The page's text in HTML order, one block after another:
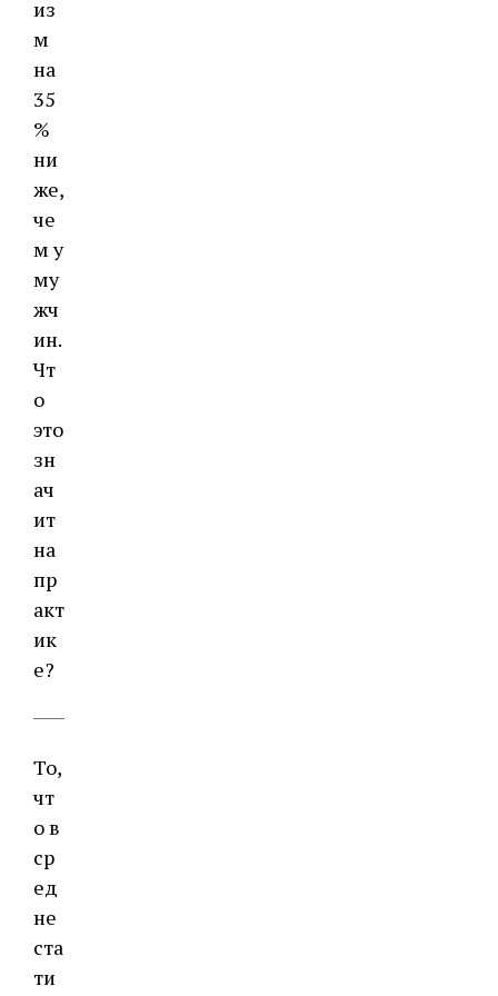
из
м
на
35
%
ни
же,
че
м у
му
жч
ин.
Чт
о
это
зн
ач
ит
на
пр
акт
ик
е?
То,
чт
о в
ср
ед
не
ста
ти